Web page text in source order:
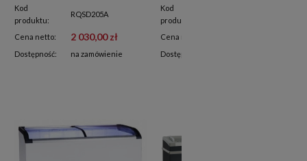
Kod
produktu:
RQSD205A
Cena netto: 2 030,00 zł
Dostępność: na zamówienie
Kod
produktu:
Cena netto:
Dostępność: